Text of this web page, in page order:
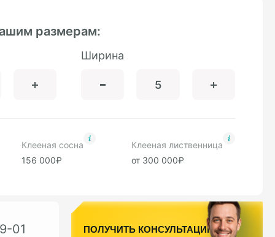
размерам:
Ширина
Клееная сосна
156 000₽
Клееная лиственница
от 300 000₽
01 ПОЛУЧИТЬ КОНСУЛЬТАЦИЮ